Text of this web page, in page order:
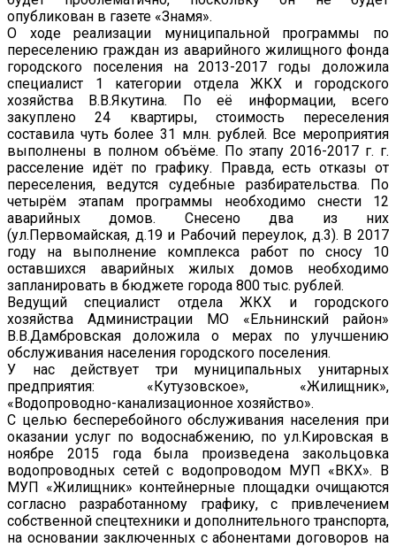
опубликован в газете «Знамя».
О ходе реализации муниципальной программы по
переселению граждан из аварийного жилищного фонда
городского поселения на 2013-2017 годы доложила
специалист 1 категории отдела ЖКХ и городского
хозяйства В.В.Якутина. По её информации, всего
закуплено 24 квартиры, стоимость переселения
составила чуть более 31 млн. рублей. Все мероприятия
выполнены в полном объёме. По этапу 2016-2017 г. г.
расселение идёт по графику. Правда, есть отказы от
переселения, ведутся судебные разбирательства. По
четырём этапам программы необходимо снести 12
аварийных домов. Снесено два из них
(ул.Первомайская, д.19 и Рабочий переулок, д.3). В 2017
году на выполнение комплекса работ по сносу 10
оставшихся аварийных жилых домов необходимо
запланировать в бюджете города 800 тыс. рублей.
Ведущий специалист отдела ЖКХ и городского
хозяйства Администрации МО «Ельнинский район»
В.В.Дамбровская доложила о мерах по улучшению
обслуживания населения городского поселения.
У нас действует три муниципальных унитарных
предприятия: «Кутузовское», «Жилищник»,
«Водопроводно-канализационное хозяйство».
С целью бесперебойного обслуживания населения при
оказании услуг по водоснабжению, по ул.Кировская в
ноябре 2015 года была произведена закольцовка
водопроводных сетей с водопроводом МУП «ВКХ». В
МУП «Жилищник» контейнерные площадки очищаются
согласно разработанному графику, с привлечением
собственной спецтехники и дополнительного транспорта,
на основании заключенных с абонентами договоров на